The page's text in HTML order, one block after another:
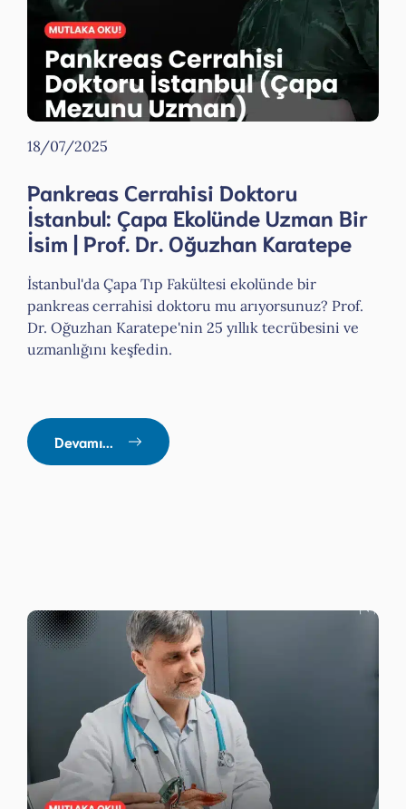
18/07/2025
Pankreas Cerrahisi Doktoru
İstanbul: Çapa Ekolünde Uzman Bir
İsim | Prof. Dr. Oğuzhan Karatepe
İstanbul'da Çapa Tıp Fakültesi ekolünde bir
pankreas cerrahisi doktoru mu arıyorsunuz? Prof.
Dr. Oğuzhan Karatepe'nin 25 yıllık tecrübesini ve
uzmanlığını keşfedin.
Devamı...